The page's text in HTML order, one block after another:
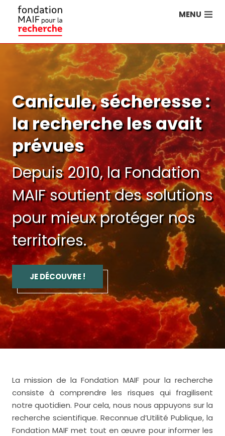
MENU
Canicule, sécheresse :
la recherche les avait
prévues
Depuis 2010, la Fondation
MAIF soutient des solutions
pour mieux protéger nos
territoires.
JE DÉCOUVRE !
La mission de la Fondation MAIF pour la recherche
consiste à comprendre les risques qui fragilisent
notre quotidien. Pour cela, nous nous appuyons sur la
recherche scientifique. Reconnue d’Utilité Publique, la
Fondation MAIF met tout en œuvre pour informer les